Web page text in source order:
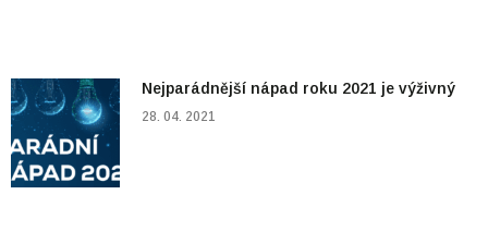
Nejparádnější nápad roku 2021 je výživný
28. 04. 2021